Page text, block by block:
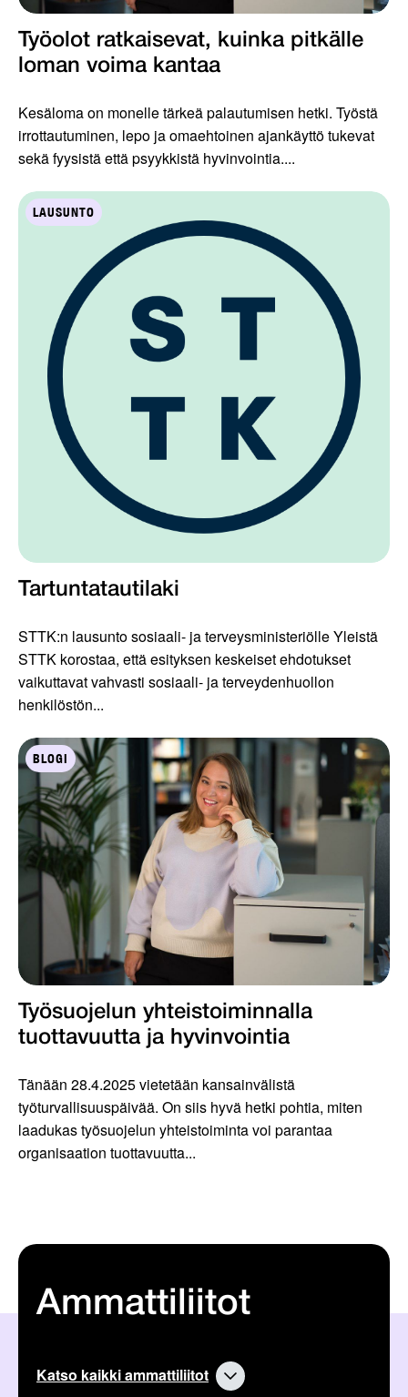
Työolot ratkaisevat, kuinka pitkälle
loman voima kantaa
Kesäloma on monelle tärkeä palautumisen hetki. Työstä
irrottautuminen, lepo ja omaehtoinen ajankäyttö tukevat
sekä fyysistä että psyykkistä hyvinvointia....
LAUSUNTO
Tartuntatautilaki
STTK:n lausunto sosiaali- ja terveysministeriölle Yleistä
STTK korostaa, että esityksen keskeiset ehdotukset
vaikuttavat vahvasti sosiaali- ja terveydenhuollon
henkilöstön...
BLOGI
Työsuojelun yhteistoiminnalla
tuottavuutta ja hyvinvointia
Tänään 28.4.2025 vietetään kansainvälistä
työturvallisuuspäivää. On siis hyvä hetki pohtia, miten
laadukas työsuojelun yhteistoiminta voi parantaa
organisaation tuottavuutta...
Ammattiliitot
Katso kaikki ammattiliitot